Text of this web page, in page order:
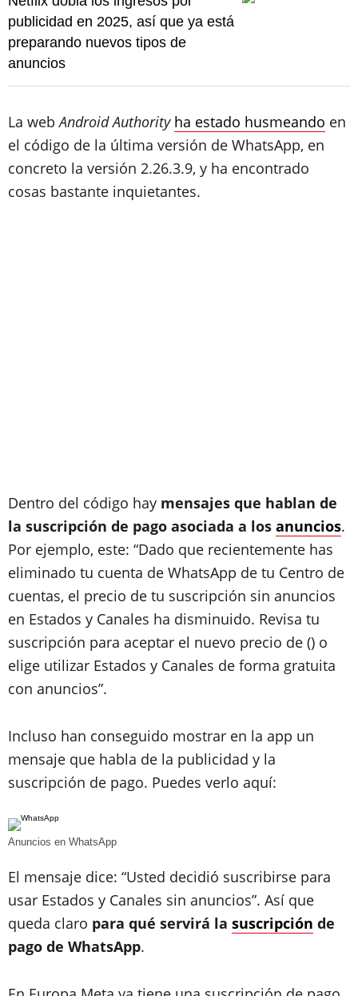
publicidad en 2025, así que ya está
preparando nuevos tipos de
anuncios
La webAndroid Authority ha estado husmeando en
el código de la última versión de WhatsApp, en
concreto la versión 2.26.3.9, y ha encontrado
cosas bastante inquietantes.
Dentro del código hay mensajes que hablan de
la suscripción de pago asociada a los anuncios.
Por ejemplo, este: “Dado que recientemente has
eliminado tu cuenta de WhatsApp de tu Centro de
cuentas, el precio de tu suscripción sin anuncios
en Estados y Canales ha disminuido. Revisa tu
suscripción para aceptar el nuevo precio de () o
elige utilizar Estados y Canales de forma gratuita
con anuncios”.
Incluso han conseguido mostrar en la app un
mensaje que habla de la publicidad y la
suscripción de pago. Puedes verlo aquí:
Anuncios en WhatsApp
El mensaje dice: “Usted decidió suscribirse para
usar Estados y Canales sin anuncios”. Así que
queda claro para qué servirá la suscripción de
pago de WhatsApp.